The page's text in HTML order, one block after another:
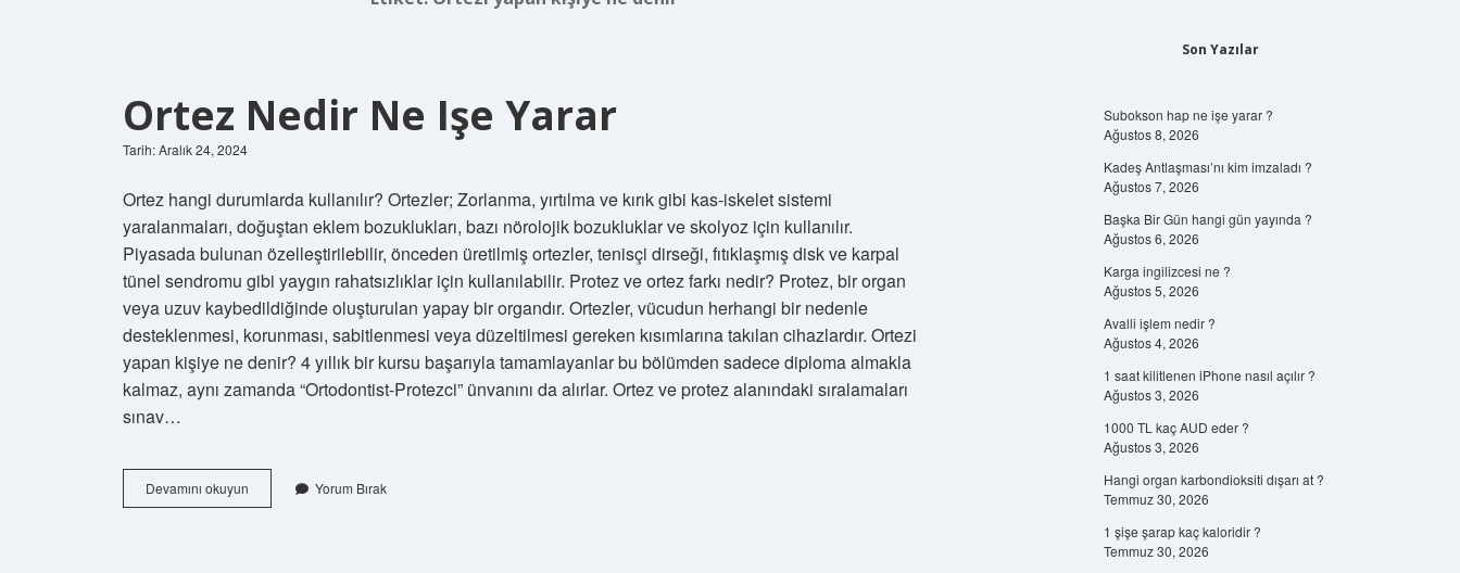
Ortez Nedir Ne Işe Yarar
Tarih: Aralık 24, 2024
Ortez hangi durumlarda kullanılır? Ortezler; Zorlanma, yırtılma ve kırık gibi kas-iskelet sistemi
yaralanmaları, doğuştan eklem bozuklukları, bazı nörolojik bozukluklar ve skolyoz için kullanılır.
Piyasada bulunan özelleştirilebilir, önceden üretilmiş ortezler, tenisçi dirseği, fıtıklaşmış disk ve karpal
tünel sendromu gibi yaygın rahatsızlıklar için kullanılabilir. Protez ve ortez farkı nedir? Protez, bir organ
veya uzuv kaybedildiğinde oluşturulan yapay bir organdır. Ortezler, vücudun herhangi bir nedenle
desteklenmesi, korunması, sabitlenmesi veya düzeltilmesi gereken kısımlarına takılan cihazlardır. Ortezi
yapan kişiye ne denir? 4 yıllık bir kursu başarıyla tamamlayanlar bu bölümden sadece diploma almakla
kalmaz, aynı zamanda “Ortodontist-Protezci” ünvanını da alırlar. Ortez ve protez alanındaki sıralamaları
sınav…
Devamını okuyun
Nedir
Yorum Bırak
Son Yazılar
Subokson hap ne işe yarar ?
Ağustos 8, 2026
Kadeş Antlaşması’nı kim imzaladı ?
Ağustos 7, 2026
Başka Bir Gün hangi gün yayında ?
Ağustos 6, 2026
Karga ingilizcesi ne ?
Ağustos 5, 2026
Avalli işlem nedir ?
Ağustos 4, 2026
1 saat kilitlenen iPhone nasıl açılır ?
Ağustos 3, 2026
1000 TL kaç AUD eder ?
Ağustos 3, 2026
Hangi organ karbondioksiti dışarı at ?
Temmuz 30, 2026
1 şişe şarap kaç kaloridir ?
Temmuz 30, 2026